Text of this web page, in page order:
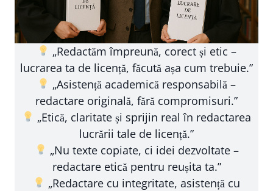
„Redactăm împreună, corect și etic –
lucrarea ta de licență, făcută așa cum trebuie.”
„Asistență academică responsabilă –
redactare originală, fără compromisuri.”
„Etică, claritate și sprijin real în redactarea
lucrării tale de licență.”
„Nu texte copiate, ci idei dezvoltate –
redactare etică pentru reușita ta.”
„Redactare cu integritate, asistență cu